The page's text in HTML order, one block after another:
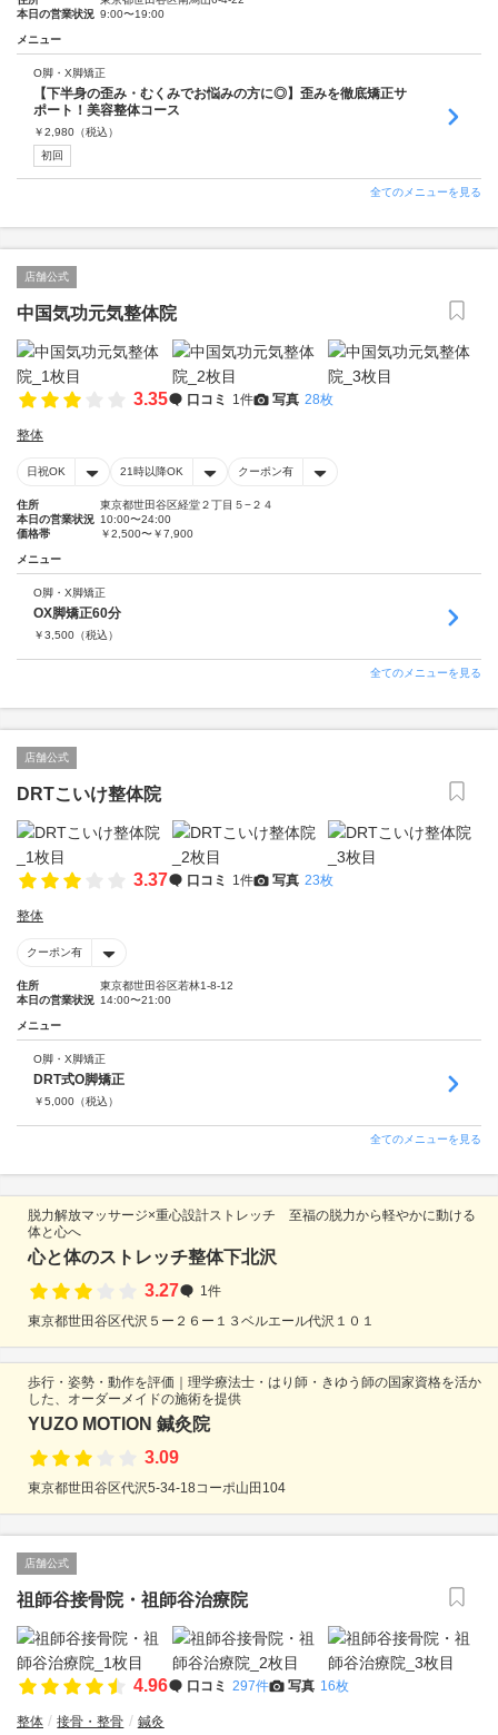
本日の営業状況 9:00〜19:00
メニュー
O脚・X脚矯正
【下半身の歪み・むくみでお悩みの方に◎】歪みを徹底矯正サ
ポート！美容整体コース
￥2,980 （税込）
初回
全てのメニューを見る
店舗公式
中国気功元気整体院
3.35 口コミ 1件 写真 28枚
整体
日祝OK 21時以降OK クーポン有
住所
東京都世田谷区経堂２丁目５−２４
本日の営業状況 10:00〜24:00
価格帯
￥2,500〜￥7,900
メニュー
O脚・X脚矯正
OX脚矯正60分
￥3,500 （税込）
全てのメニューを見る
店舗公式
DRTこいけ整体院
3.37 口コミ 1件 写真 23枚
整体
クーポン有
住所
東京都世田谷区若林1-8-12
本日の営業状況 14:00〜21:00
メニュー
O脚・X脚矯正
DRT式O脚矯正
￥5,000 （税込）
全てのメニューを見る
脱力解放マッサージ×重心設計ストレッチ 至福の脱力から軽やかに動ける
体と心へ
心と体のストレッチ整体下北沢
3.27
1件
東京都世田谷区代沢５ー２６ー１３ベルエール代沢１０１
歩行・姿勢・動作を評価｜理学療法士・はり師・きゆう師の国家資格を活か
した、オーダーメイドの施術を提供
YUZO MOTION 鍼灸院
3.09
東京都世田谷区代沢5-34-18コーポ山田104
店舗公式
祖師谷接骨院・祖師谷治療院
4.96 口コミ 297件 写真 16枚
整体 接骨・整骨 鍼灸